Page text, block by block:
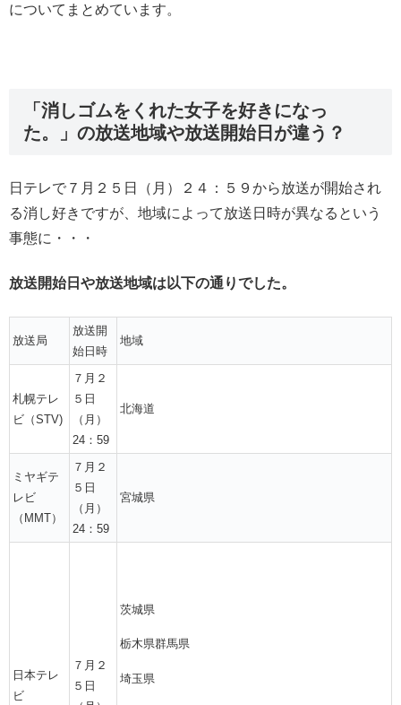
についてまとめています。
「消しゴムをくれた女子を好きになっ
た。」の放送地域や放送開始日が違う？
日テレで７月２５日（月）２４：５９から放送が開始され
る消し好きですが、地域によって放送日時が異なるという
事態に・・・
放送開始日や放送地域は以下の通りでした。
放送局
放送開
始日時
地域
札幌テレ
ビ（STV)
７月２
５日
（月）
24：59
北海道
ミヤギテ
レビ
（MMT）
７月２
５日
（月）
24：59
宮城県
日本テレ
ビ
７月２
５日
茨城県
栃木県群馬県
埼玉県